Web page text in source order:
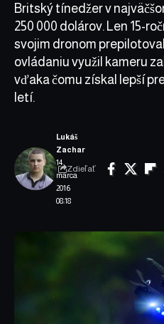
Britský tínedžer v
250 000 dolárov. Len 15-
svojim dronom
ovládaniu využil kameru
vďaka čomu získal lepší
letí.
14.
marca
2016
08:18
Lukáš
Zachar
Zdieľať